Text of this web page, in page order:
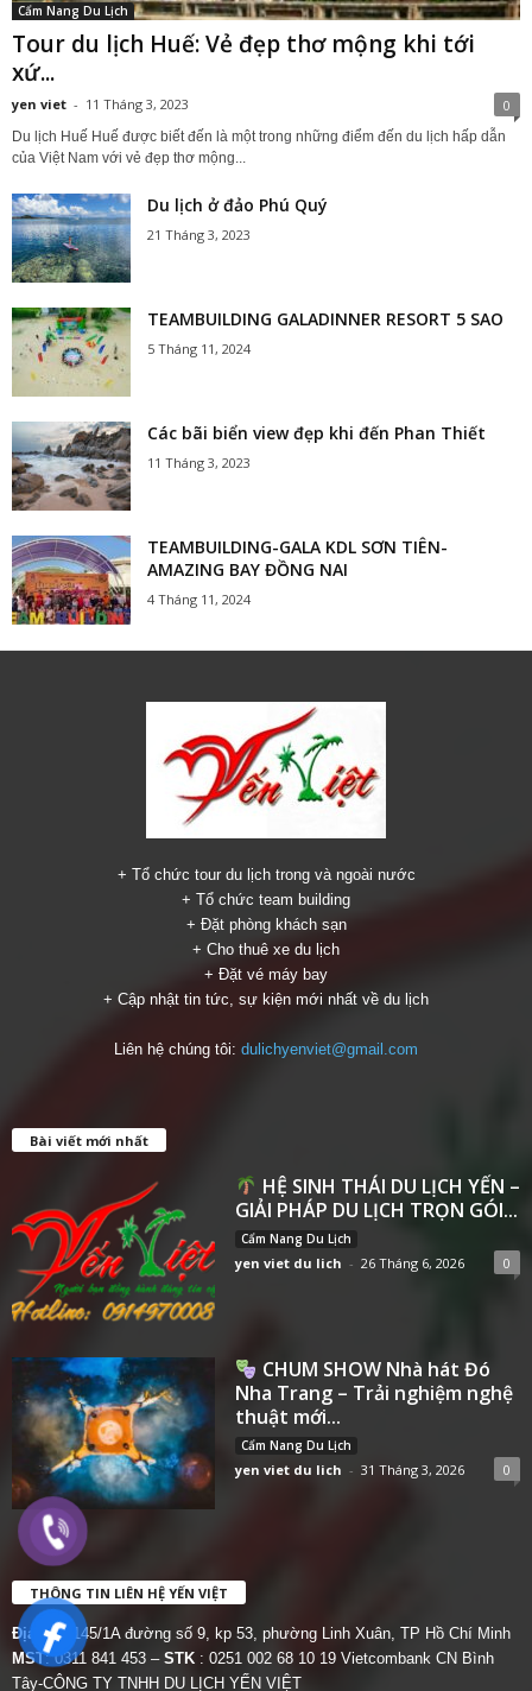
Cẩm Nang Du Lịch
Tour du lịch Huế: Vẻ đẹp thơ mộng khi tới
xứ...
yen viet - 11 Tháng 3, 2023 0
Du lịch Huế Huế được biết đến là một trong những điểm đến du lịch hấp dẫn
của Việt Nam với vẻ đẹp thơ mộng...
Du lịch ở đảo Phú Quý
21 Tháng 3, 2023
TEAMBUILDING GALADINNER RESORT 5 SAO
5 Tháng 11, 2024
Các bãi biển view đẹp khi đến Phan Thiết
11 Tháng 3, 2023
TEAMBUILDING-GALA KDL SƠN TIÊN-
AMAZING BAY ĐỒNG NAI
4 Tháng 11, 2024
+ Tổ chức tour du lịch trong và ngoài nước
+ Tổ chức team building
+ Đặt phòng khách sạn
+ Cho thuê xe du lịch
+ Đặt vé máy bay
+ Cập nhật tin tức, sự kiện mới nhất về du lịch
Liên hệ chúng tôi: dulichyenviet@gmail.com
Bài viết mới nhất
HỆ SINH THÁI DU LỊCH YẾN –
GIẢI PHÁP DU LỊCH TRỌN GÓI...
Cẩm Nang Du Lịch
yen viet du lich - 26 Tháng 6, 2026 0
CHUM SHOW Nhà hát Đó
Nha Trang – Trải nghiệm nghệ
thuật mới...
Cẩm Nang Du Lịch
yen viet du lich - 31 Tháng 3, 2026 0
THÔNG TIN LIÊN HỆ YẾN VIỆT
Địa chỉ: 145/1A đường số 9, kp 53, phường Linh Xuân, TP Hồ Chí Minh
MST: 0311 841 453 – STK : 0251 002 68 10 19 Vietcombank CN Bình
Tây-CÔNG TY TNHH DU LỊCH YẾN VIỆT